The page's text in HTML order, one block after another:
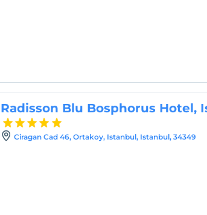
Radisson Blu Bosphorus Hotel,
Ciragan Cad 46, Ortakoy, Istanbul, Istanbul, 34349